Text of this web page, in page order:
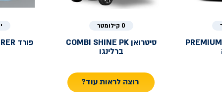
0 קילומטר
סיטרואן COMBI SHINE PK
ברלינגו
פורד
רוצה לראות עוד?